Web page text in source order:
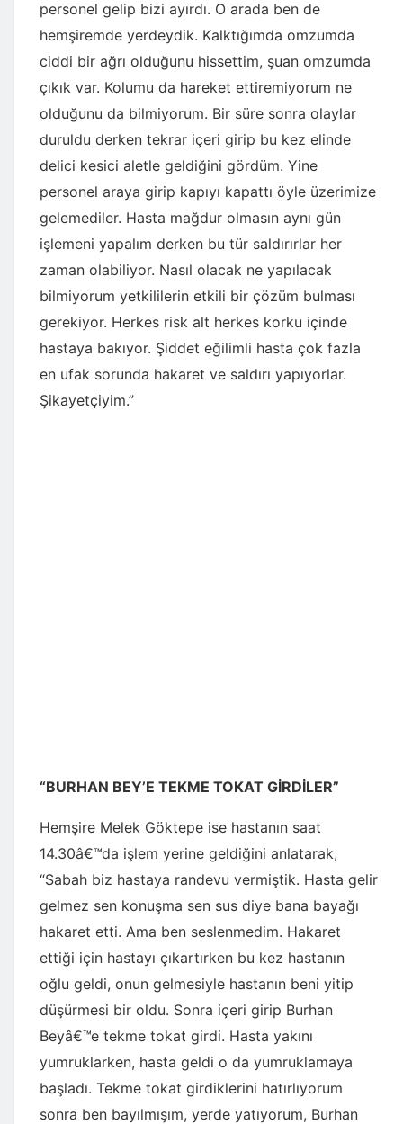
personel gelip bizi ayırdı. O arada ben de
hemşiremde yerdeydik. Kalktığımda omzumda
ciddi bir ağrı olduğunu hissettim, şuan omzumda
çıkık var. Kolumu da hareket ettiremiyorum ne
olduğunu da bilmiyorum. Bir süre sonra olaylar
duruldu derken tekrar içeri girip bu kez elinde
delici kesici aletle geldiğini gördüm. Yine
personel araya girip kapıyı kapattı öyle üzerimize
gelemediler. Hasta mağdur olmasın aynı gün
işlemeni yapalım derken bu tür saldırırlar her
zaman olabiliyor. Nasıl olacak ne yapılacak
bilmiyorum yetkililerin etkili bir çözüm bulması
gerekiyor. Herkes risk alt herkes korku içinde
hastaya bakıyor. Şiddet eğilimli hasta çok fazla
en ufak sorunda hakaret ve saldırı yapıyorlar.
Şikayetçiyim.”
“BURHAN BEY’E TEKME TOKAT GİRDİLER”
Hemşire Melek Göktepe ise hastanın saat
14.30â€™da işlem yerine geldiğini anlatarak,
“Sabah biz hastaya randevu vermiştik. Hasta gelir
gelmez sen konuşma sen sus diye bana bayağı
hakaret etti. Ama ben seslenmedim. Hakaret
ettiği için hastayı çıkartırken bu kez hastanın
oğlu geldi, onun gelmesiyle hastanın beni yitip
düşürmesi bir oldu. Sonra içeri girip Burhan
Beyâ€™e tekme tokat girdi. Hasta yakını
yumruklarken, hasta geldi o da yumruklamaya
başladı. Tekme tokat girdiklerini hatırlıyorum
sonra ben bayılmışım, yerde yatıyorum, Burhan